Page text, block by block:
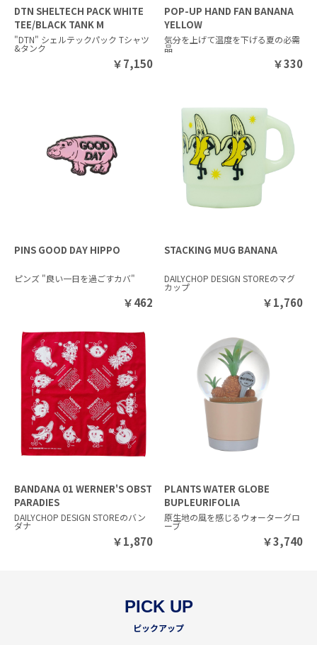
DTN SHELTECH PACK WHITE
TEE/BLACK TANK M
"DTN" シェルテックパック Tシャツ
&タンク
￥7,150
POP-UP HAND FAN BANANA
YELLOW
気分を上げて温度を下げる夏の必需
品
￥330
PINS GOOD DAY HIPPO
ピンズ "良い一日を過ごすカバ"
￥462
STACKING MUG BANANA
DAILYCHOP DESIGN STOREのマグ
カップ
￥1,760
BANDANA 01 WERNER'S OBST
PARADIES
DAILYCHOP DESIGN STOREのバン
ダナ
￥1,870
PLANTS WATER GLOBE
BUPLEURIFOLIA
原生地の風を感じるウォーターグロ
ーブ
￥3,740
PICK UP
ピックアップ